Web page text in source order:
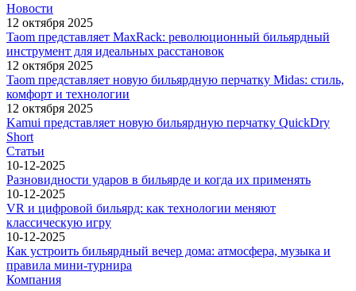
Новости
12 октября 2025
Taom представляет MaxRack: революционный бильярдный
инструмент для идеальных расстановок
12 октября 2025
Taom представляет новую бильярдную перчатку Midas: стиль,
комфорт и технологии
12 октября 2025
Kamui представляет новую бильярдную перчатку QuickDry
Short
Статьи
10-12-2025
Разновидности ударов в бильярде и когда их применять
10-12-2025
VR и цифровой бильярд: как технологии меняют
классическую игру
10-12-2025
Как устроить бильярдный вечер дома: атмосфера, музыка и
правила мини-турнира
Компания